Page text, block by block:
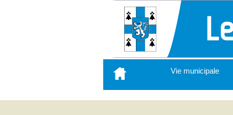
contenu
principal
Vie municipale